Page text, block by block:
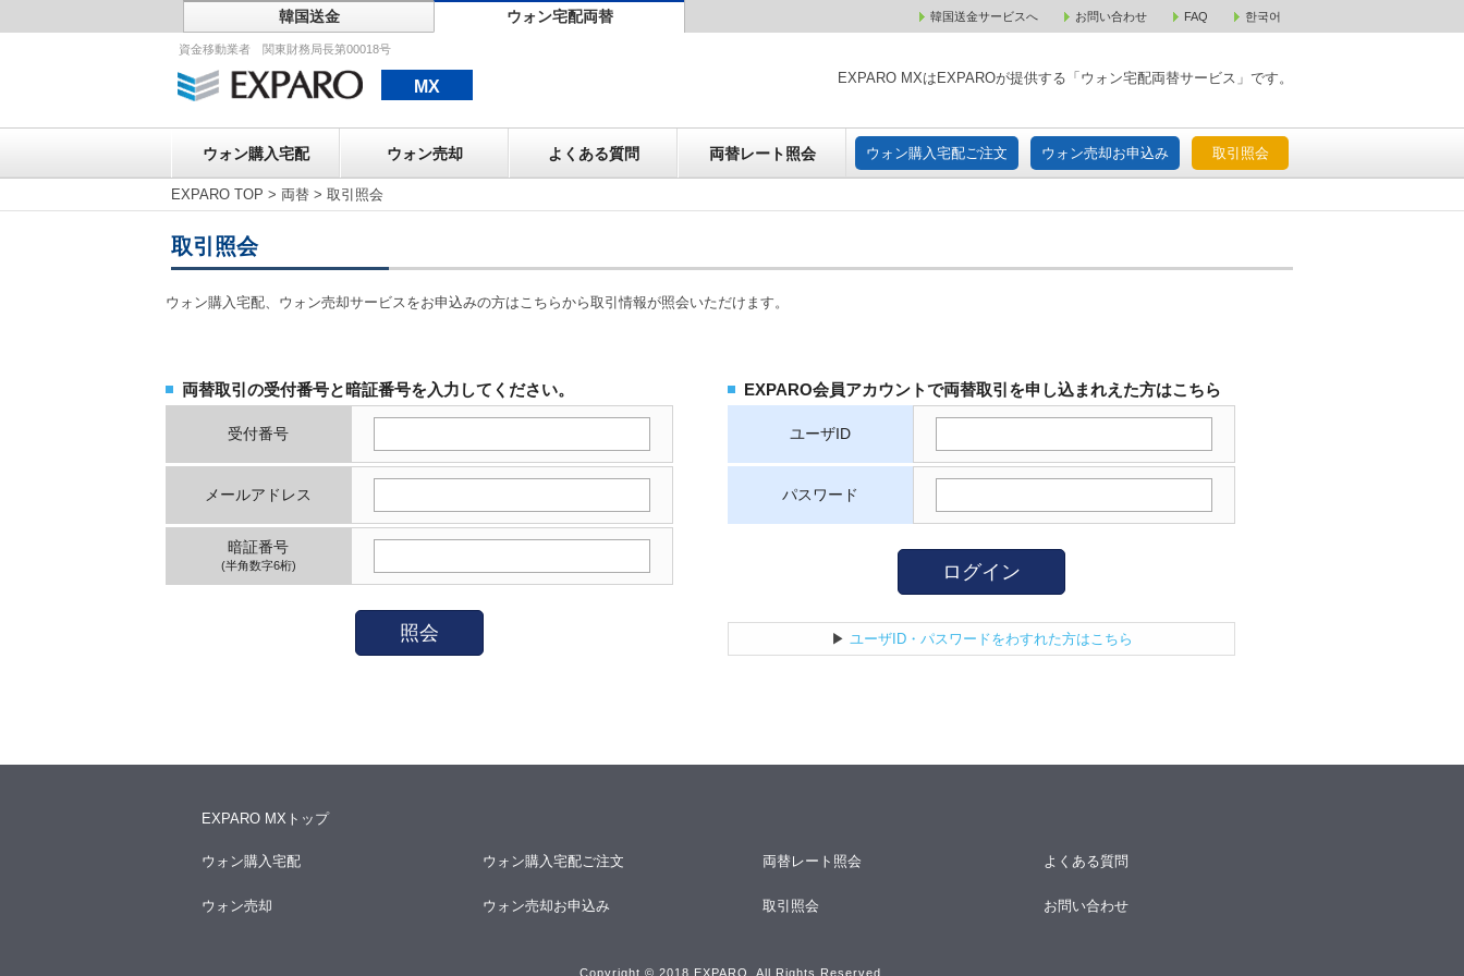
韓国送金 ウォン宅配両替 韓国送金サービスへ お問い合わせ FAQ 한국어
資金移動業者 関東財務局長第00018号
MX EXPARO MXはEXPAROが提供する「ウォン宅配両替サービス」です。
ウォン購入宅配 ウォン売却 よくある質問 両替レート照会 ウォン購入宅配ご注文 ウォン売却お申込み 取引照会
ウォン売却 ウォン購入宅配ご注文 ウォン売却お申込み 取引照会
EXPARO TOP > 両替 > 取引照会
取引照会
ウォン購入宅配、ウォン売却サービスをお申込みの方はこちらから取引情報が照会いただけます。
両替取引の受付番号と暗証番号を入力してください。
受付番号
メールアドレス
暗証番号
(半角数字6桁)
照会
EXPARO会員アカウントで両替取引を申し込まれえた方はこちら
ユーザID
パスワード
ログイン
▶ ユーザID・パスワードをわすれた方はこちら
EXPARO MXトップ
ウォン購入宅配 ウォン購入宅配ご注文 両替レート照会 よくある質問
ウォン売却 ウォン売却お申込み 取引照会 お問い合わせ
Copyright © 2018 EXPARO. All Rights Reserved.